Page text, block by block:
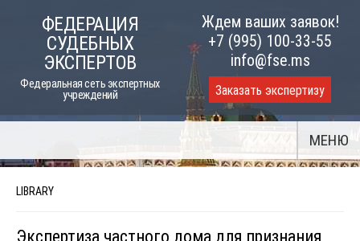
ФЕДЕРАЦИЯ
СУДЕБНЫХ
ЭКСПЕРТОВ
Федеральная сеть экспертных
учреждений
Ждем ваших заявок!
+7 (995) 100-33-55
info@fse.ms
Заказать экспертизу
МЕНЮ
LIBRARY
Экспертиза частного дома для признания